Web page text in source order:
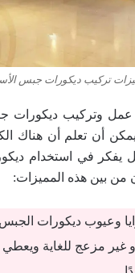
تركيب ديكورات جبس
عمل وتركيب ديكورات
2026 ، يمكن أن تعلم أن
يفكر في استخدام
من بين هذه المميزات:
وعيوب ديكورات
غير مزعج للغاية ويعطي